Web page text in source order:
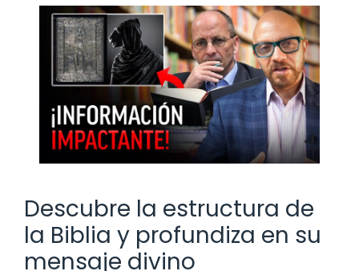
Descubre la estructura de
la Biblia y profundiza en su
mensaje divino